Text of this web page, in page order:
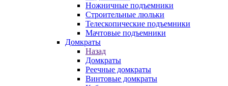
Ножничные подъемники
Строительные люльки
Телескопические подъемники
Мачтовые подъемники
Домкраты
Назад
Домкраты
Реечные домкраты
Винтовые домкраты